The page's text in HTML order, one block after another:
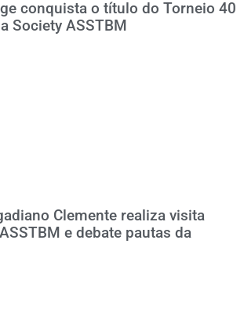
conquista o título do Torneio 40
Society ASSTBM
Clemente realiza visita
e debate pautas da